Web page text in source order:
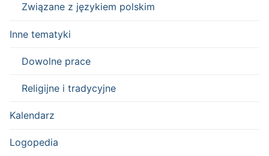
Związane z językiem polskim
Inne tematyki
Dowolne prace
Religijne i tradycyjne
Kalendarz
Logopedia